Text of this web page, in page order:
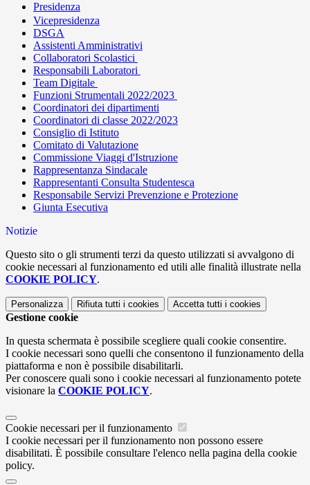
Presidenza
Vicepresidenza
DSGA
Assistenti Amministrativi
Collaboratori Scolastici
Responsabili Laboratori
Team Digitale
Funzioni Strumentali 2022/2023
Coordinatori dei dipartimenti
Coordinatori di classe 2022/2023
Consiglio di Istituto
Comitato di Valutazione
Commissione Viaggi d'Istruzione
Rappresentanza Sindacale
Rappresentanti Consulta Studentesca
Responsabile Servizi Prevenzione e Protezione
Giunta Esecutiva
Notizie
Questo sito o gli strumenti terzi da questo utilizzati si avvalgono di
cookie necessari al funzionamento ed utili alle finalità illustrate nella
COOKIE POLICY.
Personalizza Rifiuta tutti i cookies Accetta tutti i cookies
Gestione cookie
In questa schermata è possibile scegliere quali cookie consentire.
I cookie necessari sono quelli che consentono il funzionamento della
piattaforma e non è possibile disabilitarli.
Per conoscere quali sono i cookie necessari al funzionamento potete
visionare la COOKIE POLICY.
Cookie necessari per il funzionamento
I cookie necessari per il funzionamento non possono essere
disabilitati. È possibile consultare l'elenco nella pagina della cookie
policy.